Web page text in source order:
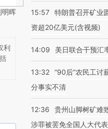
明晖
利
15:57 特朗普召开矿业
资超20亿美元(含视频)
14:09 美日联合干预汇
13:32 “90后”农民工讨
分事实不清
12:36
贵州山脚树矿难
涉罪被罢免全国人大代表